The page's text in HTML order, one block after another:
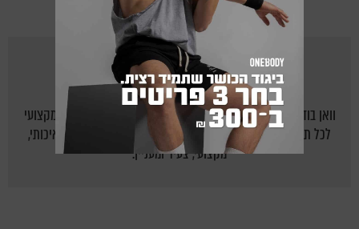
מאתONEBODY.CO.IL
וואן בודי - אתר הכושר של ישראל: יוצרים לישראלים בית חם ומקצועי
לכל תחום הכושר, תזונה נכונה ואורח חיים בריא על ידי תוכן איכותי,
מקצועי, צעיר ומעניין.